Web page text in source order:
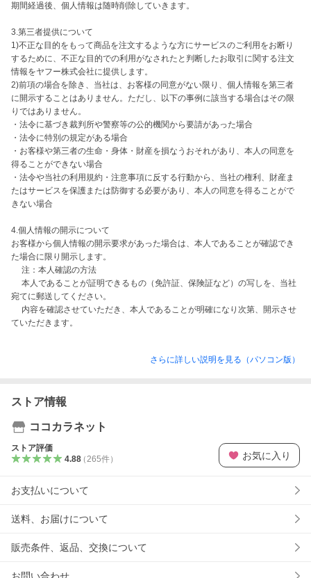
期間経過後、個人情報は随時削除していきます。
3.第三者提供について
1)不正な目的をもって商品を注文するような方にサービスのご利用をお断り
するために、不正な目的での利用がなされたと判断したお取引に関する注文
情報をヤフー株式会社に提供します。
2)前項の場合を除き、当社は、お客様の同意がない限り、個人情報を第三者
に開示することはありません。ただし、以下の事例に該当する場合はその限
りではありません。
・法令に基づき裁判所や警察等の公的機関から要請があった場合
・法令に特別の規定がある場合
・お客様や第三者の生命・身体・財産を損なうおそれがあり、本人の同意を
得ることができない場合
・法令や当社の利用規約・注意事項に反する行動から、当社の権利、財産ま
たはサービスを保護または防御する必要があり、本人の同意を得ることがで
きない場合
4.個人情報の開示について
お客様から個人情報の開示要求があった場合は、本人であることが確認でき
た場合に限り開示します。
注：本人確認の方法
本人であることが証明できるもの（免許証、保険証など）の写しを、当社
宛てに郵送してください。
内容を確認させていただき、本人であることが明確になり次第、開示させ
ていただきます。
さらに詳しい説明を見る（パソコン版）
ストア情報
ココカラネット
ストア評価
4.88（ 265件） お気に入り
お支払いについて
送料、お届けについて
販売条件、返品、交換について